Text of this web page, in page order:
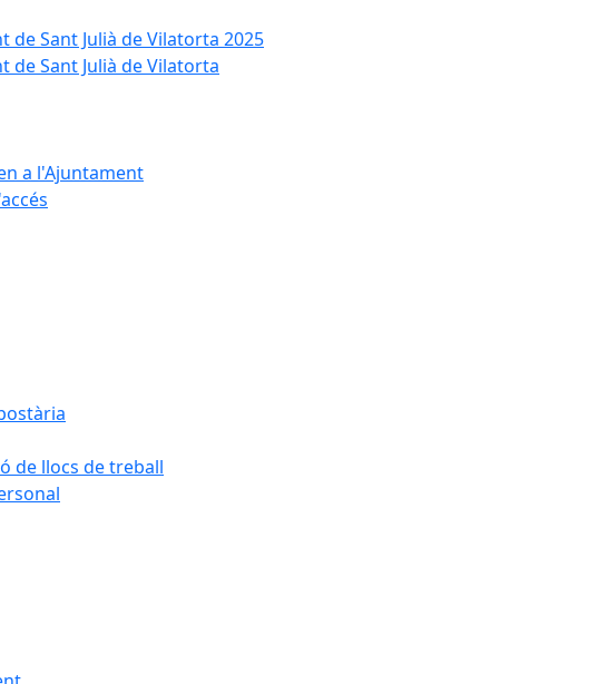
Sant Julià de Vilatorta 2025
de Sant Julià de Vilatorta
a l'Ajuntament
de llocs de treball